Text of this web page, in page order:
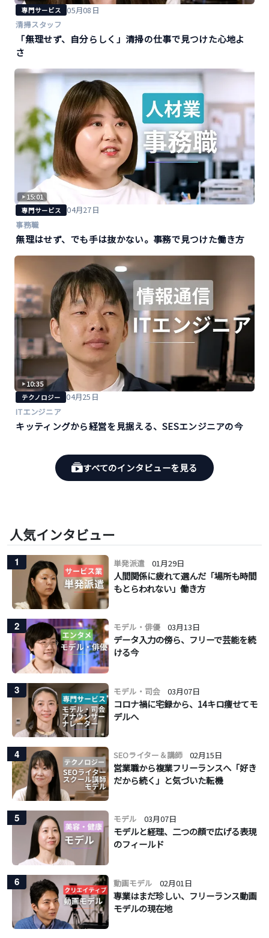
専門サービス
05月08日
清掃スタッフ
「無理せず、自分らしく」清掃の仕事で見つけた心地よ
さ
15:01
専門サービス
04月27日
事務職
無理はせず、でも手は抜かない。事務で見つけた働き方
10:35
テクノロジー
04月25日
ITエンジニア
キッティングから経営を見据える、SESエンジニアの今
すべてのインタビューを見る
人気インタビュー
1 単発派遣 01月29日
人間関係に疲れて選んだ「場所も時間
もとらわれない」働き方
2 モデル・俳優 03月13日
データ入力の傍ら、フリーで芸能を続
ける今
3 モデル・司会 03月07日
コロナ禍に宅録から、14キロ痩せてモ
デルへ
4 SEOライター＆講師 02月15日
営業職から複業フリーランスへ「好き
だから続く」と気づいた転機
5 モデル 03月07日
モデルと経理、二つの顔で広げる表現
のフィールド
6 動画モデル 02月01日
専業はまだ珍しい、フリーランス動画
モデルの現在地